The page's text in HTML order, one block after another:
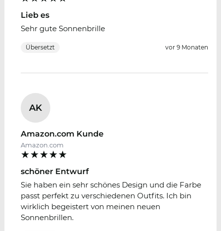
Lieb es
Sehr gute Sonnenbrille
Übersetzt vor 9 Monaten
AK
Amazon.com Kunde
Amazon.com
schöner Entwurf
Sie haben ein sehr schönes Design und die Farbe
passt perfekt zu verschiedenen Outfits. Ich bin
wirklich begeistert von meinen neuen
Sonnenbrillen.